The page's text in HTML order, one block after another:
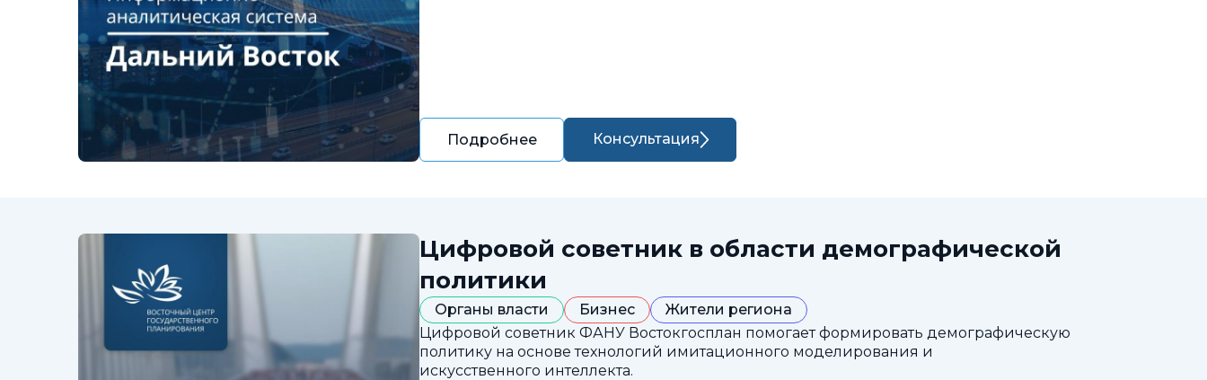
Подробнее Консультация
Цифровой советник в области демографической
политики
Органы власти Бизнес
Жители региона
Цифровой советник ФАНУ Востокгосплан помогает формировать демографическую
политику на основе технологий имитационного моделирования и
искусственного интеллекта.